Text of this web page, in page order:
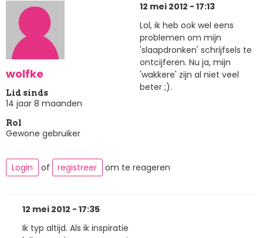
wolfke
Lid sinds
14 jaar 8 maanden
Rol
Gewone gebruiker
12 mei 2012 - 17:13
Lol, ik heb ook wel eens
problemen om mijn
'slaapdronken' schrijfsels te
ontcijferen. Nu ja, mijn
'wakkere' zijn al niet veel
beter ;).
Login of registreer om te reageren
12 mei 2012 - 17:35
Ik typ altijd. Als ik inspiratie